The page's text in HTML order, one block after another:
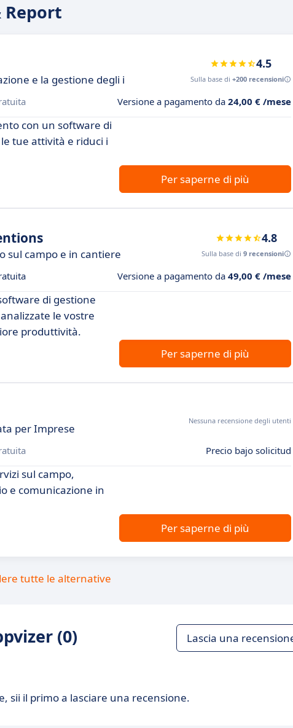
e la gestione degli i
4.5
Sulla base di +200 recensioni
Versione a pagamento da 24,00 € /mese
con un software di
tue attività e riduci i
Per saperne di più
sul campo e in cantiere
4.8
Sulla base di 9 recensioni
Versione a pagamento da 49,00 € /mese
di gestione
le vostre
produttività.
Per saperne di più
per Imprese
Nessuna recensione degli utenti
Precio bajo solicitud
sul campo,
e comunicazione in
Per saperne di più
tutte le alternative
(0) Lascia una
sii il primo a lasciare una recensione.